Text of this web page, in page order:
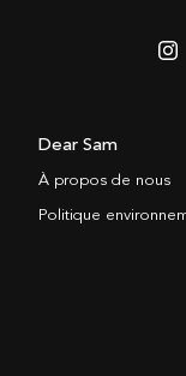
Dear Sam
À propos de nous
Politique